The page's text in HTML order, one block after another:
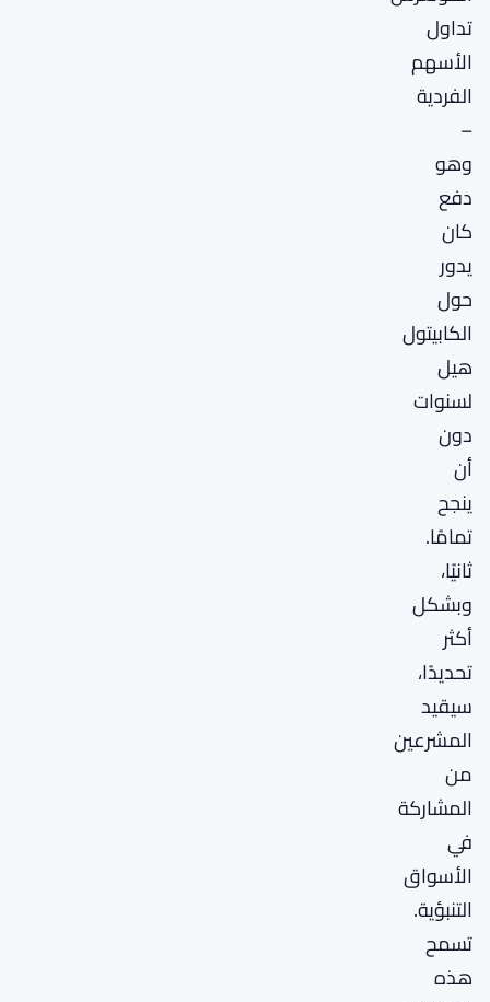
تداول
الأسهم
الفردية
–
وهو
دفع
كان
يدور
حول
الكابيتول
هيل
لسنوات
دون
أن
ينجح
تمامًا.
ثانيًا،
وبشكل
أكثر
تحديدًا،
سيقيد
المشرعين
من
المشاركة
في
الأسواق
التنبؤية.
تسمح
هذه